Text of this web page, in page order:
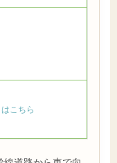
こちら